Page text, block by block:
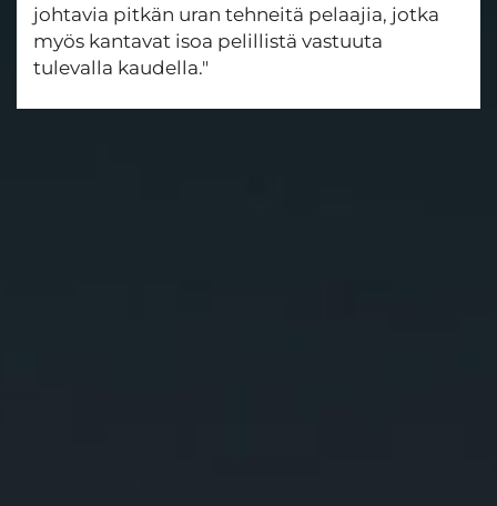
johtavia pitkän uran tehneitä pelaajia, jotka
myös kantavat isoa pelillistä vastuuta
tulevalla kaudella."